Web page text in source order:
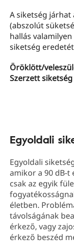
A siketség járhat
(abszolút
hallás
siketség
Öröklött/
Szerzett siketség
Egyoldali
Egyoldali
amikor a 90 dB-t
csak az egyik
életben.
távolságának
érkező, vagy
érkező beszéd